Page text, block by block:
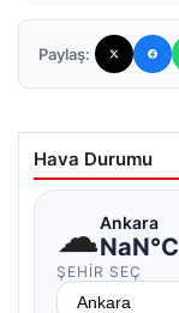
Paylaş:
Hava Durumu
☁Ankara
NaN°C
ŞEHIR SEÇ